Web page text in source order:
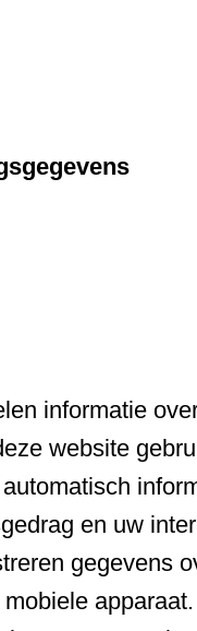
informatie
website
en uw
gegevens